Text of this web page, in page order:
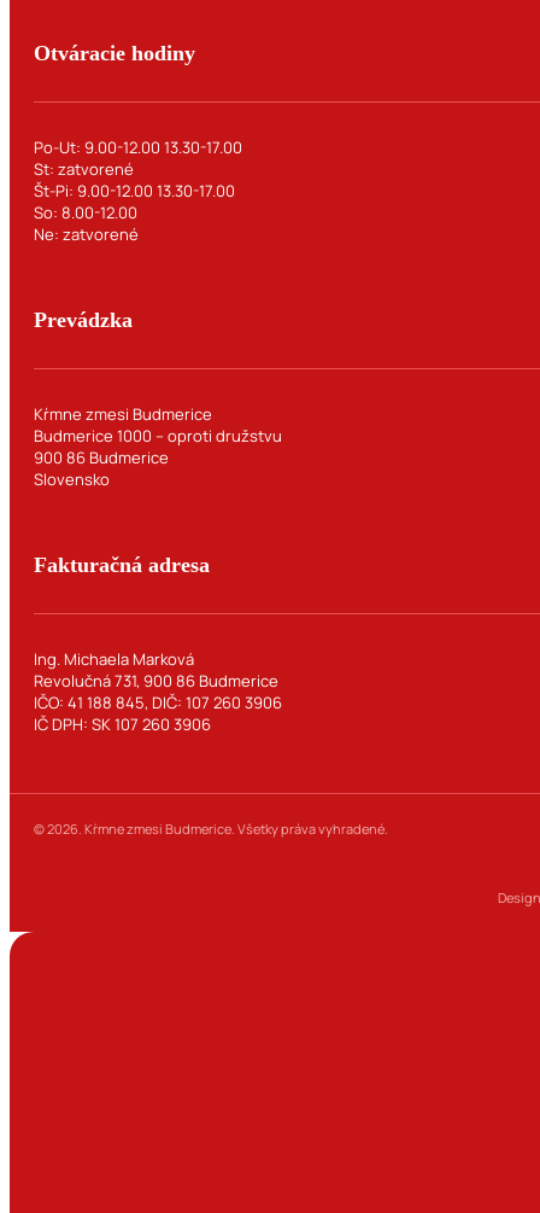
Otváracie hodiny
Po-Ut: 9.00-12.00 13.30-17.00
St: zatvorené
Št-Pi: 9.00-12.00 13.30-17.00
So: 8.00-12.00
Ne: zatvorené
Prevádzka
Kŕmne zmesi Budmerice
Budmerice 1000 – oproti družstvu
900 86 Budmerice
Slovensko
Fakturačná adresa
Ing. Michaela Marková
Revolučná 731, 900 86 Budmerice
IČO: 41 188 845, DIČ: 107 260 3906
IČ DPH: SK 107 260 3906
© 2026. Kŕmne zmesi Budmerice. Všetky práva vyhradené.